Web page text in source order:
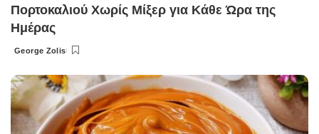
Πορτοκαλιού Χωρίς Μίξερ για Κάθε Ώρα της
Ημέρας
Posted
George Zolis